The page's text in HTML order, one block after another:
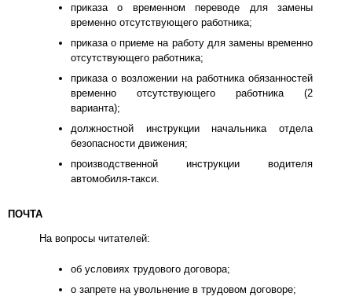
приказа о временном переводе для замены
временно отсутствующего работника;
приказа о приеме на работу для замены временно
отсутствующего работника;
приказа о возложении на работника обязанностей
временно отсутствующего работника (2
варианта);
должностной инструкции начальника отдела
безопасности движения;
производственной инструкции водителя
автомобиля-такси.
ПОЧТА
На вопросы читателей:
об условиях трудового договора;
о запрете на увольнение в трудовом договоре;